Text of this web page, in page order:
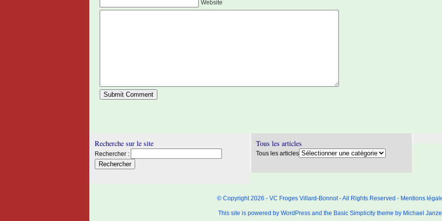
Website
Recherche sur le site
Rechercher :
Tous les articles
Tous les articles
© Copyright 2026 - VC Froges Villard-Bonnot - All Rights Reserved - Mentions
This site is powered by WordPressand the Basic Simplicitytheme by Michael